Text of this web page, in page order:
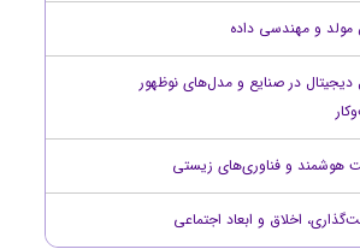
و مهندسی داده
در صنایع و مدل‌های نوظهور
هوشمند و فناوری‌های زیستی
اخلاق و ابعاد اجتماعی